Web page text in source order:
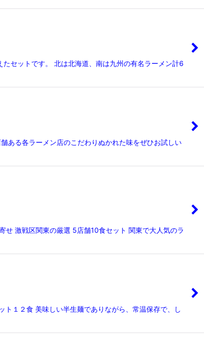
セットです。 北は北海道、南は九州の有名ラーメン計6
ある各ラーメン店のこだわりぬかれた味をぜひお試しい
せ 激戦区関東の厳選 5店舗10食セット 関東で大人気のラ
１２食 美味しい半生麺でありながら、常温保存で、し